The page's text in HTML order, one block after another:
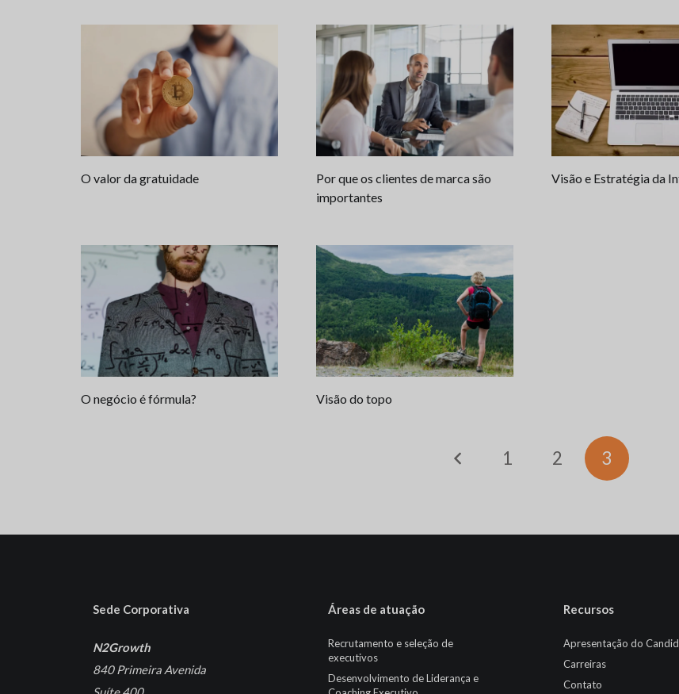
O valor da gratuidade
Por que os clientes de marca são
importantes
Visão e Estratégia da
O negócio é fórmula? Visão do topo
1 2 3
Sede Corporativa
N2Growth
840 Primeira Avenida
Áreas de atuação
Recrutamento e seleção de
executivos
Desenvolvimento de Liderança e
Recursos
Apresentação do
Carreiras
Contato